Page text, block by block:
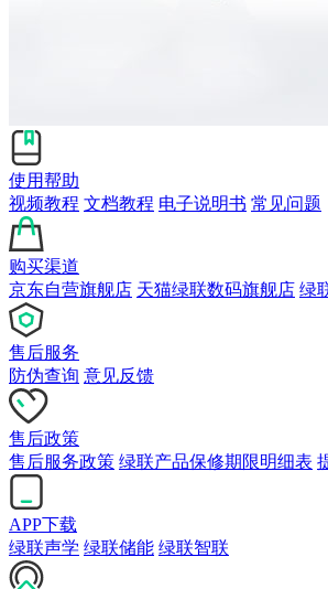
使用帮助
视频教程 文档教程 电子说明书 常见问题
购买渠道
京东自营旗舰店 天猫绿联数码旗舰店 绿
售后服务
防伪查询 意见反馈
售后政策
售后服务政策 绿联产品保修期限明细表
APP下载
绿联声学 绿联储能 绿联智联